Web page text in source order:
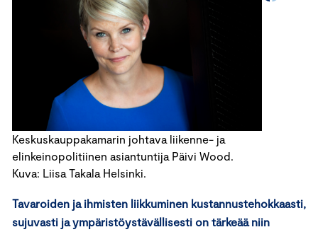
Keskuskauppakamarin johtava liikenne- ja
elinkeinopolitiinen asiantuntija Päivi Wood.
Kuva: Liisa Takala Helsinki.
Tavaroiden ja ihmisten liikkuminen kustannustehokkaasti,
sujuvasti ja ympäristöystävällisesti on tärkeää niin